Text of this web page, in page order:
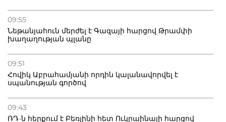
09:55
Նեթանյահուն մերժել է Գազայի հարցով Թրամփի
խաղաղության պլանը
09:51
Հովիկ Աբրահամյանի որդին կալանավորվել է
սպանության գործով
09:43
ՌԴ-ն հերքում է Բեռլինի հետ Ուկրաինայի հարցով